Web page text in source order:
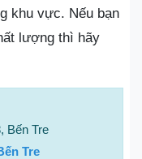
khu vực. Nếu bạn
lượng thì hãy
Bến Tre
Tre